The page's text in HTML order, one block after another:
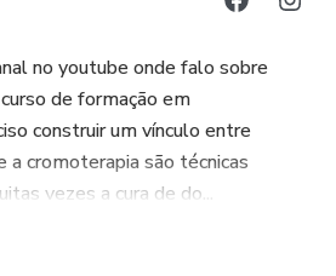
no youtube onde falo sobre
de formação em
construir um vínculo entre
a cromoterapia são técnicas
vezes a cura de do...